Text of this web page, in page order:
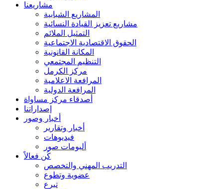
مشاريعنا
المشاريع الشبابية
مشاريع تعزيز القيادة النسائية
التمثيل الملائم
الحقوق الاقتصادية الاجتماعية
المكانة القانونية
التنظيم المجتمعي
مركز الكرمل
المرافعة الاعلامية
المرافعة الدولية
أصدقاء مركز مساواة
إصداراتنا
أخبار وصور
أخبار وتقارير
فيديوهات
ألبومات صور
كُن فعالاً
التدريب المهني والتخصص
عضوية وتطوع
تبرع